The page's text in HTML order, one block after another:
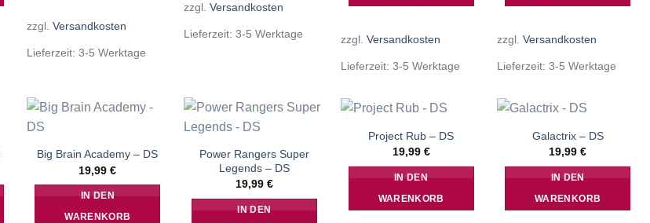
zzgl.Versandkosten
Lieferzeit:3-5 Werktage
zzgl. Versandkosten
Lieferzeit: 3-5 Werktage zzgl. Versandkosten
Lieferzeit: 3-5 Werktage
zzgl.Versandkosten
Lieferzeit:3-5 Werktage
Big Brain Academy – DS
19,99€
IN DEN
WARENKORB
Power Rangers Super
Legends – DS
19,99 €
IN DEN
Project Rub – DS
19,99 €
IN DEN
WARENKORB
Galactrix – DS
19,99€
IN DEN
WARENKORB